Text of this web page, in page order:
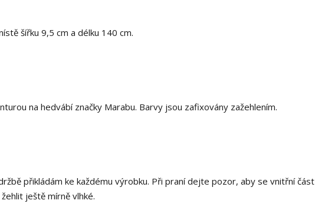
šířku 9,5 cm a délku 140 cm.
na hedvábí značky Marabu. Barvy jsou zafixovány zažehlením.
přikládám ke každému výrobku. Při praní dejte pozor, aby se vnitřní část
ještě mírně vlhké.